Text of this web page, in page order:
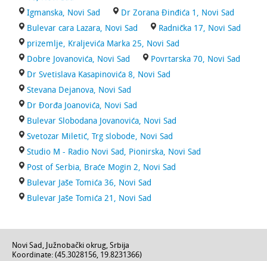
Igmanska, Novi Sad
Dr Zorana Đinđića 1, Novi Sad
Bulevar cara Lazara, Novi Sad
Radnička 17, Novi Sad
prizemlje, Kraljevića Marka 25, Novi Sad
Dobre Jovanovića, Novi Sad
Povrtarska 70, Novi Sad
Dr Svetislava Kasapinovića 8, Novi Sad
Stevana Dejanova, Novi Sad
Dr Đorđa Joanovića, Novi Sad
Bulevar Slobodana Jovanovića, Novi Sad
Svetozar Miletić, Trg slobode, Novi Sad
Studio M - Radio Novi Sad, Pionirska, Novi Sad
Post of Serbia, Braće Mogin 2, Novi Sad
Bulevar Jaše Tomića 36, Novi Sad
Bulevar Jaše Tomića 21, Novi Sad
Novi Sad, Južnobački okrug, Srbija
Koordinate: (45.3028156, 19.8231366)